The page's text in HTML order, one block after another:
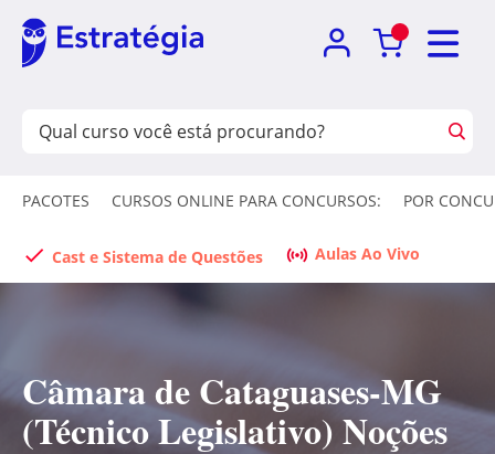
PACOTES CURSOS ONLINE PARA CONCURSOS: POR
Cast e Sistema de Questões Aulas Ao Vivo
Câmara de Cataguases-MG
(Técnico Legislativo) Noções